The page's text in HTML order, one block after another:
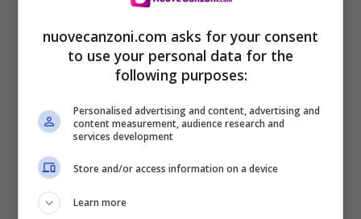
indossi cose grandi
alle ginocchia
fino alle ginocchia.
nuovecanzoni.com asks for your consent
to use your personal data for the
following purposes:
Personalised advertising and content, advertising and
content measurement, audience research and
services development
Store and/or access information on a device
Learn more